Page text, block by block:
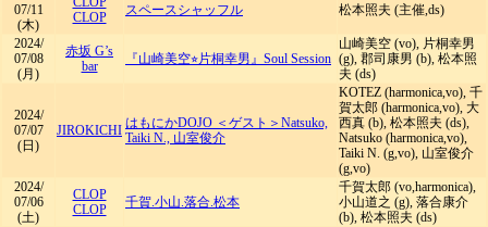
07/11
(木)
CLOP
スペースシャッフル 松本照夫 (主催,ds)
2024/
07/08
(月)
赤坂 G’s
bar
『山崎美空⭐︎片桐幸男』Soul Session
山崎美空 (vo), 片桐幸男
(g), 郡司康男 (b), 松本照
夫 (ds)
2024/
07/07
(日)
JIROKICHI はもにかDOJO ＜ゲスト＞Natsuko,
Taiki N., 山室俊介
KOTEZ (harmonica,vo), 千
賀太郎 (harmonica,vo), 大
西真 (b), 松本照夫 (ds),
Natsuko (harmonica,vo),
Taiki N. (g,vo), 山室俊介
(g,vo)
2024/
07/06
(土)
CLOP
CLOP
千賀.小山.落合.松本
千賀太郎 (vo,harmonica),
小山道之 (g), 落合康介
(b), 松本照夫 (ds)